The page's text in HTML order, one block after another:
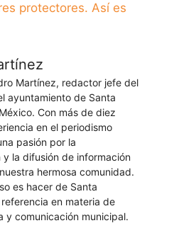
protectores. Así es
Martínez, redactor jefe del
ayuntamiento de Santa
Con más de diez
en el periodismo
pasión por la
y la difusión de información
hermosa comunidad.
es hacer de Santa
en materia de
y comunicación municipal.